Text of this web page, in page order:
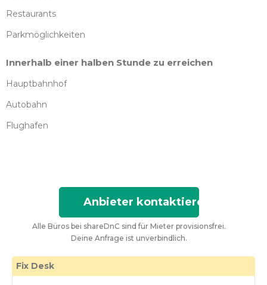
Restaurants
Parkmöglichkeiten
Innerhalb einer halben Stunde zu erreichen
Hauptbahnhof
Autobahn
Flughafen
Anbieter kontaktieren
Alle Büros bei shareDnC sind für Mieter provisionsfrei.
Deine Anfrage ist unverbindlich.
Fix Desk